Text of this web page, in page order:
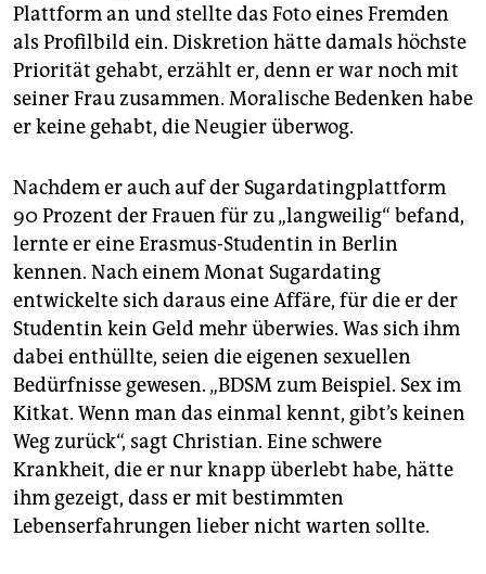
Plattform an und stellte das Foto eines Fremden
als Profilbild ein. Diskretion hätte damals höchste
Priorität gehabt, erzählt er, denn er war noch mit
seiner Frau zusammen. Moralische Bedenken habe
er keine gehabt, die Neugier überwog.
Nachdem er auch auf der Sugar­datingplattform
90 Prozent der Frauen für zu „langweilig“ befand,
lernte er eine Erasmus-Studentin in Berlin
kennen. Nach einem Monat Sugardating
entwickelte sich daraus eine Affäre, für die er der
Studentin kein Geld mehr überwies. Was sich ihm
dabei enthüllte, seien die eigenen sexuellen
Bedürfnisse gewesen. „BDSM zum Beispiel. Sex im
Kitkat. Wenn man das einmal kennt, gibt’s keinen
Weg zurück“, sagt Christian. Eine schwere
Krankheit, die er nur knapp überlebt habe, hätte
ihm gezeigt, dass er mit bestimmten
Lebenserfahrungen lieber nicht warten sollte.